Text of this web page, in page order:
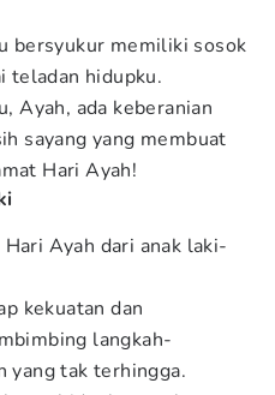
bersyukur memiliki sosok
teladan hidupku.
Ayah, ada keberanian
sayang yang membuat
Hari Ayah!
Ayah dari anak laki-
kekuatan dan
langkah-
yang tak terhingga.